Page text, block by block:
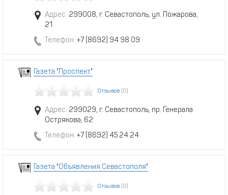
Адрес: 299008, г. Севастополь, ул. Пожарова,
21
Телефон: +7 (8692) 94 98 09
Газета "Проспект"
Отзывов (0)
Адрес: 299029, г. Севастополь, пр. Генерала
Острякова, 62
Телефон: +7 (8692) 45 24 24
Газета "Объявления Севастополя"
Отзывов (0)